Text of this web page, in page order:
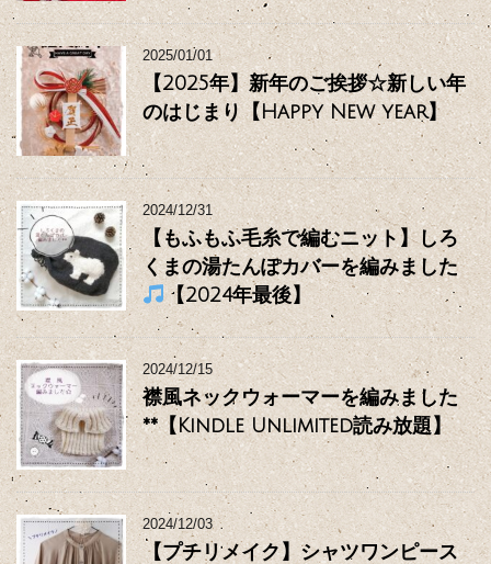
2025/01/01
【2025年】新年のご挨拶☆新しい年
のはじまり【Happy New year】
2024/12/31
【もふもふ毛糸で編むニット】しろ
くまの湯たんぽカバーを編みました
【2024年最後】
2024/12/15
襟風ネックウォーマーを編みました
**【Kindle Unlimited読み放題】
2024/12/03
【プチリメイク】シャツワンピース